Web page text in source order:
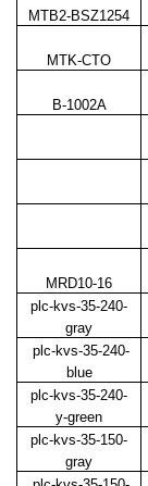
MTB2-BSZ1254
MTK-CTO
B-1002A
MRD10-16
plc-kvs-35-240-
gray
plc-kvs-35-240-
blue
plc-kvs-35-240-
y-green
plc-kvs-35-150-
gray